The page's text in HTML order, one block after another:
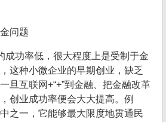
问题
成功率低，很大程度上是受制于金
这种小微企业的早期创业，缺乏
旦互联网+“+”到金融、把金融改革
创业成功率便会大大提高。例
之一，它能够最大限度地贯通民